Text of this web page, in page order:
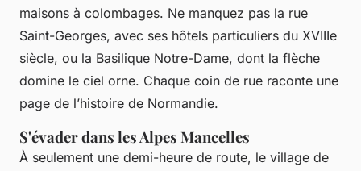
maisons à colombages. Ne manquez pas la rue
Saint-Georges, avec ses hôtels particuliers du XVIIIe
siècle, ou la Basilique Notre-Dame, dont la flèche
domine le ciel orne. Chaque coin de rue raconte une
page de l’histoire de Normandie.
S'évader dans les Alpes Mancelles
À seulement une demi-heure de route, le village de